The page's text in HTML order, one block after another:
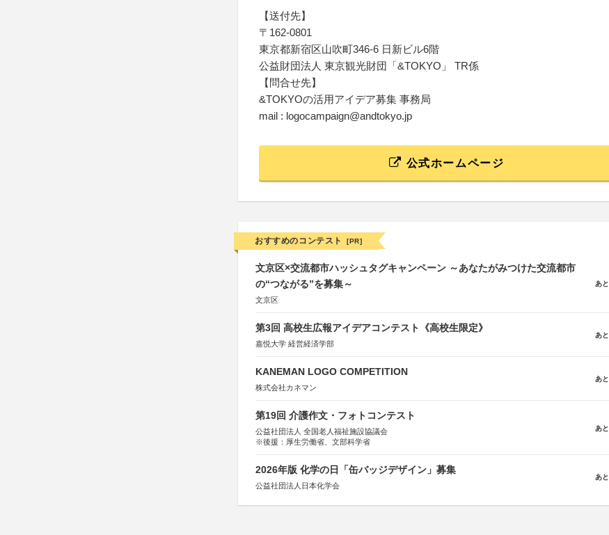
【送付先】
〒162-0801
東京都新宿区山吹町346-6 日新ビル6階
公益財団法人 東京観光財団「&TOKYO」 TR係
【問合せ先】
&TOKYOの活用アイデア募集 事務局
mail : logocampaign@andtokyo.jp
公式ホームページ
おすすめのコンテスト [PR]
文京区×交流都市ハッシュタグキャンペーン ～あなたがみつけた交流都市
の“つながる”を募集～
文京区
あと
第3回 高校生広報アイデアコンテスト《高校生限定》
嘉悦大学 経営経済学部
あと
KANEMAN LOGO COMPETITION
株式会社カネマン
あと
第19回 介護作文・フォトコンテスト
公益社団法人 全国老人福祉施設協議会
※後援：厚生労働省、文部科学省
あと
2026年版 化学の日「缶バッジデザイン」募集
公益社団法人日本化学会
あと